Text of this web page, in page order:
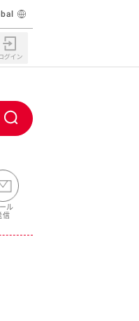
ト
ル
信